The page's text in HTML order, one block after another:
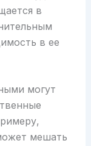
в
в ее
могут
мешать